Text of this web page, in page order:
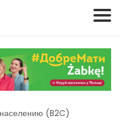
(B2C)